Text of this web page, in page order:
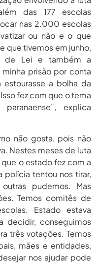
das 177 escolas
nas 2.000 escolas
ou não e o que
que tivemos em junho,
de Lei e também a
prisão por conta
a bolha da
fez com que o tema
explica
não gosta, pois não
Nestes meses de luta
que o estado fez com a
polícia tentou nos tirar,
pudemos. Mas
Temos comitês de
Estado estava
decidir, conseguimos
três votações. Temos
mães e entidades,
nos ajudar pode